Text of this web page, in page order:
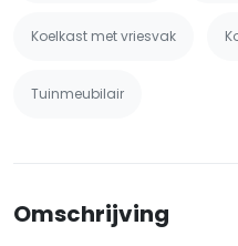
Koelkast met vriesvak
Tuinmeubilair
Omschrijving